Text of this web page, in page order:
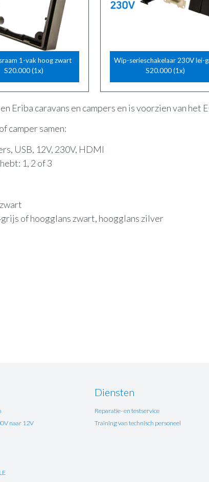
1-vak hoog zwart
S20.000 (1x)
Wip-serieschakelaar 230V lei-
S20.000 (1x)
Eriba caravans en campers en is voorzien van het
camper samen:
USB, 12V, 230V, HDMI
1, 2 of 3
of hoogglans zwart, hoogglans zilver
naar 12V
Diensten
Reparatie- en testservice
Training van technisch personeel